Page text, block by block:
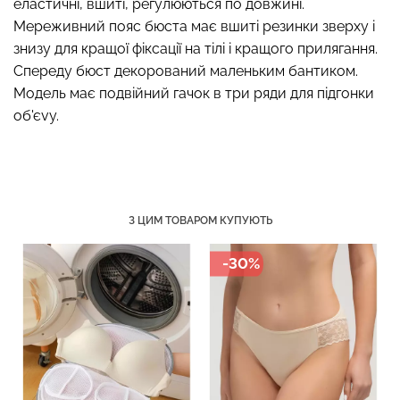
еластичні, вшиті, регулюються по довжині.
Мереживний пояс бюста має вшиті резинки зверху і
знизу для кращої фіксації на тілі і кращого прилягання.
Спереду бюст декорований маленьким бантиком.
Модель має подвійний гачок в три ряди для підгонки
об'єvу.
З ЦИМ ТОВАРОМ КУПУЮТЬ
-30% -30%
Безшовні труси хіпстери
HIPSTER BRIEFS
Топ на бретелях в рубчик